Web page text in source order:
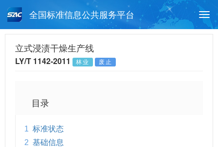
全国标准信息公共服务平台
月报查询 标准公告查询
立式浸渍干燥生产线
LY/T 1142-2011 林业 废止
目录
1 标准状态
2 基础信息